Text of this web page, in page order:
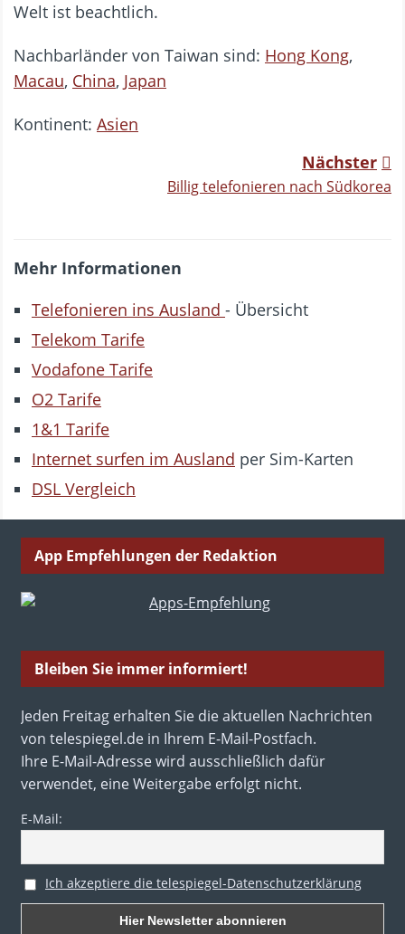
Welt ist beachtlich.
Nachbarländer von Taiwan sind: Hong Kong,
Macau, China, Japan
Kontinent: Asien
Nächster
Billig telefonieren nach Südkorea
Mehr Informationen
Telefonieren ins Ausland - Übersicht
Telekom Tarife
Vodafone Tarife
O2 Tarife
1&1 Tarife
Internet surfen im Ausland per Sim-Karten
DSL Vergleich
App Empfehlungen der Redaktion
Bleiben Sie immer informiert!
Jeden Freitag erhalten Sie die aktuellen Nachrichten
von telespiegel.de in Ihrem E-Mail-Postfach.
Ihre E-Mail-Adresse wird ausschließlich dafür
verwendet, eine Weitergabe erfolgt nicht.
E-Mail:
Ich akzeptiere die telespiegel-Datenschutzerklärung